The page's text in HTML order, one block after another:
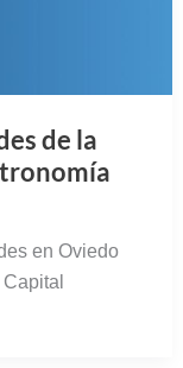
de la
en Oviedo